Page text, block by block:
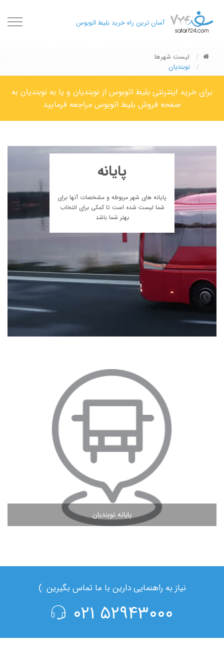
آسان ترین راه خرید بلیط اتوبوس
لیست شهرها
نوبندیان
برای خرید اینترنتی بلیط اتوبوس از نوبندیان و یا به نوبندیان به
صفحه فروش بلیط اتوبوس مراجعه فرمایید
پایانه
پایانه های شهر مربوطه و مشخصات آنها برای
شما لیست شده است تا کمکی برای انتخاب
بهتر شما باشد
پایانه نوبندیان
مشاهده ادامه مطلب
نیاز به راهنمایی دارین با ما تماس بگیرین :)
۵۲۹۴۳۰۰۰ ۰۲۱